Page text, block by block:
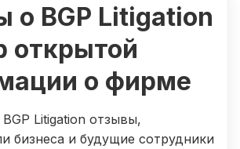
о BGP Litigation
открытой
о фирме
Litigation отзывы,
бизнеса и будущие сотрудники